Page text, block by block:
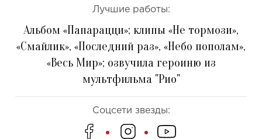
Лучшие работы:
Альбом «Папарацци»; клипы «Не тормози»,
«Смайлик», «Последний раз», «Небо пополам»,
«Весь Мир»; озвучила героиню из
мультфильма "Рио"
Соцсети звезды: